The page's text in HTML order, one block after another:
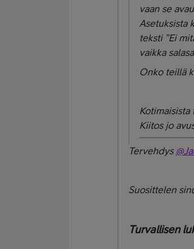
vaan se
Asetuksista
teksti ”Ei
vaikka
Onko teillä
Kotimaisista
Kiitos jo
Tervehdys
Suosittelen
Turvallisen